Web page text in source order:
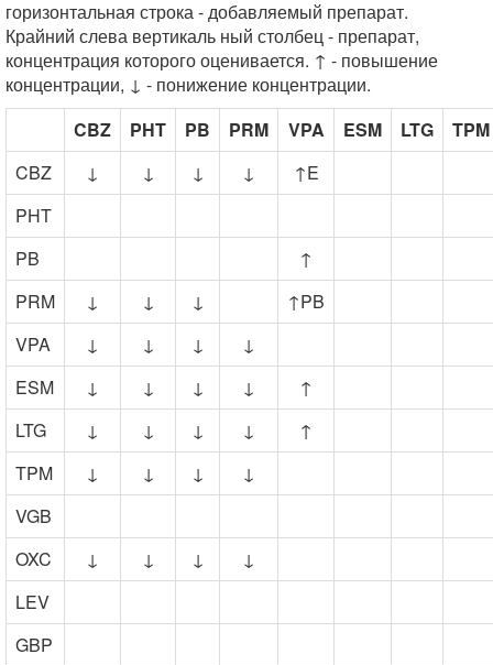
горизонтальная строка - добавляемый препарат.
Крайний слева вертикаль ный столбец - препарат,
концентрация которого оценивается. ↑ - повышение
концентрации, ↓ - понижение концентрации.
CBZ
PHT PB PRM VPA ESM LTG
TPM
CBZ
↓ ↓ ↓ ↓
↑E
PHT
PB
↑
PRM
↓ ↓ ↓
↑PB
VPA
↓ ↓ ↓
↓
ESM
↓ ↓ ↓ ↓
↑
LTG
↓ ↓ ↓ ↓
↑
TPM
↓ ↓ ↓
↓
VGB
OXC
↓ ↓ ↓
↓
LEV
GBP